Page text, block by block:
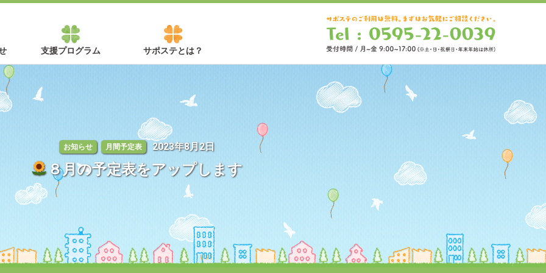
支援プログラム サポステとは？
お知らせ 月間予定表 2023年8月2日
８月の予定表をアップします